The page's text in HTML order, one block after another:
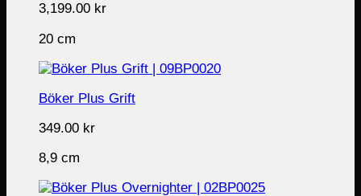
3,199.00 kr
20 cm
Böker Plus Grift
349.00 kr
8,9 cm